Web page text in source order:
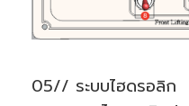
05// ระบบไฮดรอลิก